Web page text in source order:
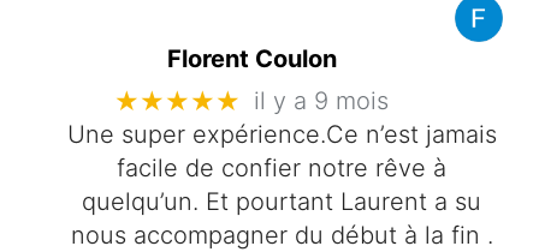
Florent Coulon
★★★★★ il y a 9 mois
Une super expérience.Ce n’est jamais
facile de confier notre rêve à
quelqu’un. Et pourtant Laurent a su
nous accompagner du début à la fin .